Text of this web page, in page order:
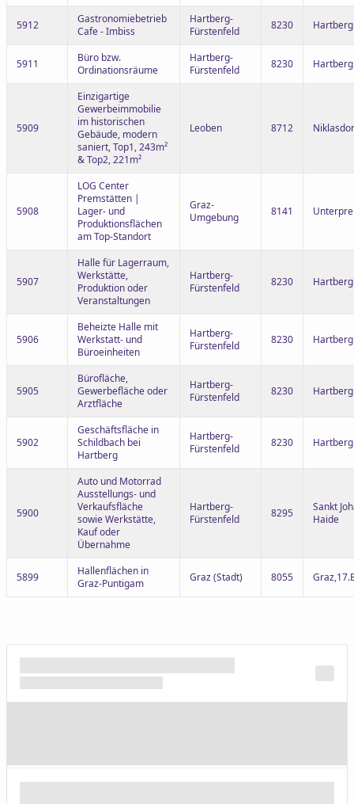
5912
Gastronomiebetrieb
Cafe - Imbiss
Hartberg-
Fürstenfeld
8230 Hartberg
5911
Büro bzw.
Ordinationsräume
Hartberg-
Fürstenfeld
8230 Hartberg
5909
Einzigartige
Gewerbeimmobilie
im historischen
Gebäude, modern
saniert, Top1, 243m²
& Top2, 221m²
Leoben 8712
5908
LOG Center
Premstätten |
Lager- und
Produktionsflächen
am Top-Standort
Graz-
Umgebung
8141
5907
Halle für Lagerraum,
Werkstätte,
Produktion oder
Veranstaltungen
Hartberg-
Fürstenfeld
8230 Hartberg
5906
Beheizte Halle mit
Werkstatt- und
Büroeinheiten
Hartberg-
Fürstenfeld
8230 Hartberg
5905
Bürofläche,
Gewerbefläche oder
Arztfläche
Hartberg-
Fürstenfeld
8230 Hartberg
5902
Geschäftsfläche in
Schildbach bei
Hartberg
Hartberg-
Fürstenfeld
8230
5900
Auto und Motorrad
Ausstellungs- und
Verkaufsfläche
sowie Werkstätte,
Kauf oder
Übernahme
Hartberg-
Fürstenfeld
8295
Sankt
Haide
5899
Hallenflächen in
Graz-Puntigam
Graz (Stadt) 8055